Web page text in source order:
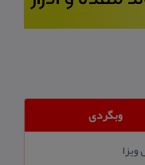
وبگردی